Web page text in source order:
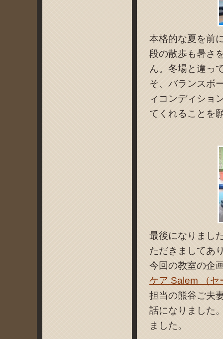
本格的な夏を前
段の散歩も暑さ
ん。冬場と違っ
そ、バランスボ
ィコンディショ
てくれることを
最後になりまし
ただきましてあ
今回の教室の企
ケア Salem （セ
担当の熊谷ご夫
話になりました
ました。